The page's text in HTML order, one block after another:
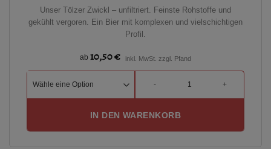
Unser Tölzer Zwickl – unfiltriert. Feinste Rohstoffe und
gekühlt vergoren. Ein Bier mit komplexen und vielschichtigen
Profil.
ab 10,50€ inkl. MwSt. zzgl. Pfand
IN DEN WARENKORB